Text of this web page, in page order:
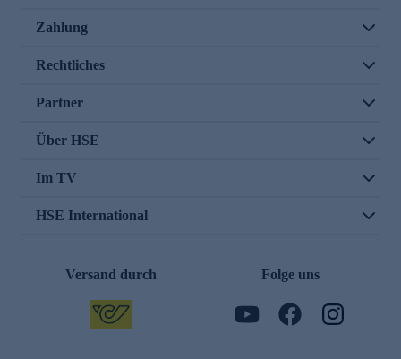
Zahlung
Rechtliches
Partner
Über HSE
Im TV
HSE International
Versand durch Folge uns